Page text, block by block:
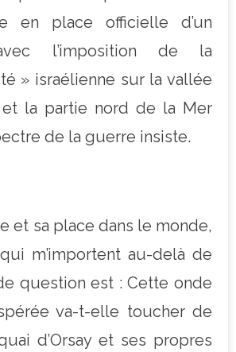
en place officielle d’un
l’imposition de la
» israélienne sur la vallée
la partie nord de la Mer
de la guerre insiste.
et sa place dans le monde,
m’importent au-delà de
question est : Cette onde
va-t-elle toucher de
d’Orsay et ses propres